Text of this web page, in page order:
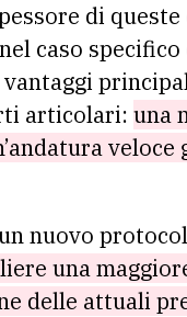
di
caso
articolari: una
nuovo
una
delle attuali